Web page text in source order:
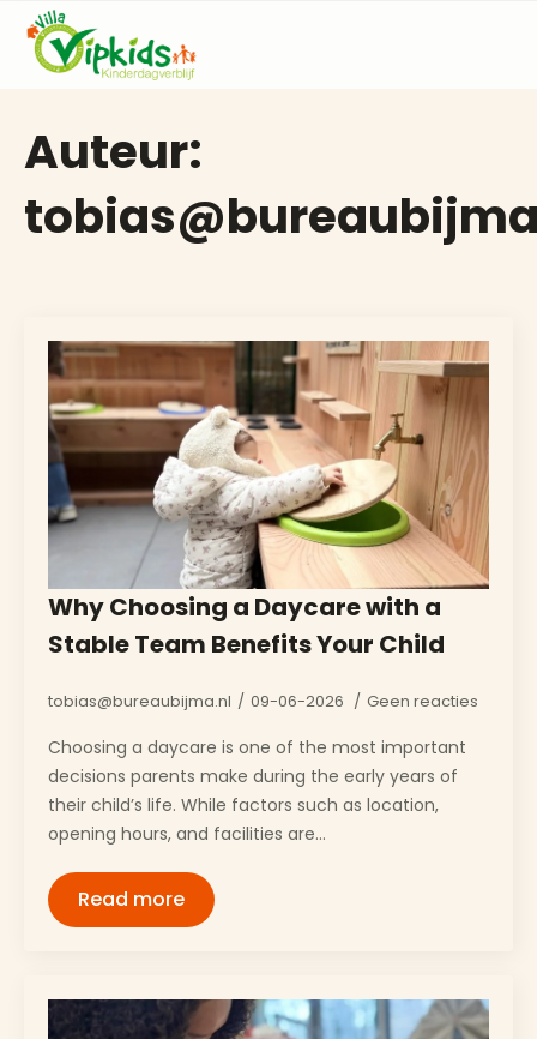
Auteur:
Why Choosing a Daycare with a
Stable Team Benefits Your Child
tobias@bureaubijma.nl 09-06-2026 Geen reacties
Choosing a daycare is one of the most important
decisions parents make during the early years of
their child’s life. While factors such as location,
opening hours, and facilities are…
Read more